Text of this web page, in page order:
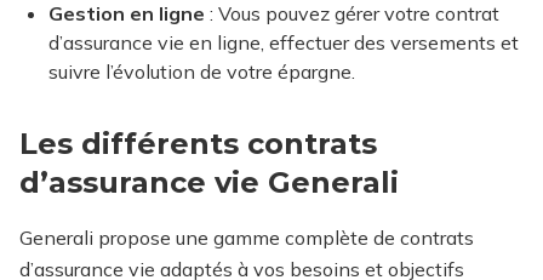
Gestion en ligne : Vous pouvez gérer votre contrat
d’assurance vie en ligne, effectuer des versements et
suivre l’évolution de votre épargne.
Les différents contrats
d’assurance vie Generali
Generali propose une gamme complète de contrats
d’assurance vie adaptés à vos besoins et objectifs